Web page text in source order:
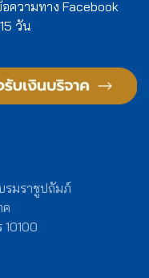
ความทาง Facebook
วัน
รมราชูปถัมภ์